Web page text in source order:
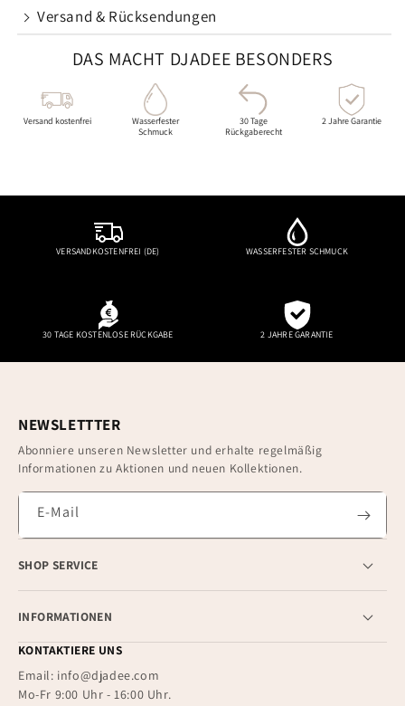
Versand & Rücksendungen
DAS MACHT DJADEE BESONDERS
Versand kostenfrei
Wasserfester
Schmuck
30 Tage
Rückgaberecht
2 Jahre Garantie
VERSANDKOSTENFREI (DE) WASSERFESTER SCHMUCK
30 TAGE KOSTENLOSE RÜCKGABE 2 JAHRE GARANTIE
KONTAKTIERE UNS
Email: info@djadee.com
Mo-Fr 9:00 Uhr - 16:00 Uhr.
SHOP SERVICE
INFORMATIONEN
NEWSLETTTER
Abonniere unseren Newsletter und erhalte regelmäßig
Informationen zu Aktionen und neuen Kollektionen.
E-Mail